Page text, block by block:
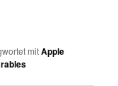
mitApple